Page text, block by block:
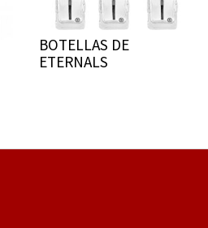
BOTELLAS DE
ETERNALS